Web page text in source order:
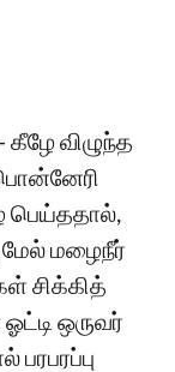
விழுந்த
பெய்ததால்,
மேல் மழைநீர்
சிக்கித்
ஒருவர்